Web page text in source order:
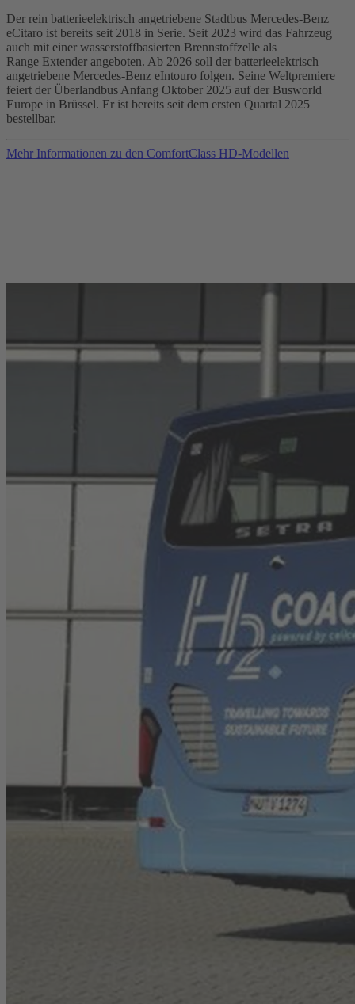
Der rein batterieelektrisch angetriebene Stadtbus Mercedes‑Benz
eCitaro ist bereits seit 2018 in Serie. Seit 2023 wird das Fahrzeug
auch mit einer wasserstoffbasierten Brennstoffzelle als
Range Extender angeboten. Ab 2026 soll der batterieelektrisch
angetriebene Mercedes‑Benz eIntouro folgen. Seine Weltpremiere
feiert der Überlandbus Anfang Oktober 2025 auf der Busworld
Europe in Brüssel. Er ist bereits seit dem ersten Quartal 2025
bestellbar.
Mehr Informationen zu den ComfortClass HD‑Modellen